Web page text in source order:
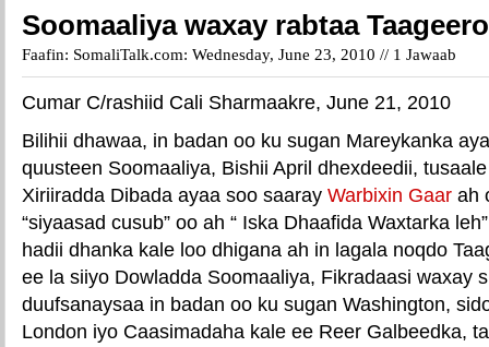
Soomaaliya waxay rabtaa Taageero
Faafin: SomaliTalk.com: Wednesday, June 23, 2010 // 1 Jawaab
Cumar C/rashiid Cali Sharmaakre, June 21, 2010
Bilihii dhawaa, in badan oo ku sugan Mareykanka
quusteen Soomaaliya, Bishii April dhexdeedii,
Xiriiradda Dibada ayaa soo saaray Warbixin Gaar ah
“siyaasad cusub” oo ah “ Iska Dhaafida Waxtarka
hadii dhanka kale loo dhigana ah in lagala noqdo
ee la siiyo Dowladda Soomaaliya, Fikradaasi waxay
duufsanaysaa in badan oo ku sugan Washington,
London iyo Caasimadaha kale ee Reer Galbeedka,